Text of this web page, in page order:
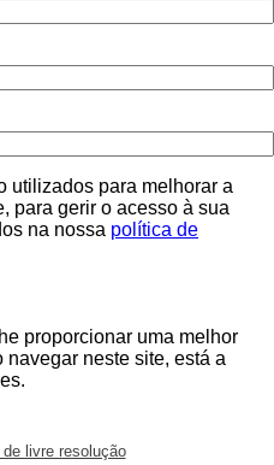
utilizados para melhorar a
para gerir o acesso à sua
na nossa política de
proporcionar uma melhor
neste site, está a
livre resolução